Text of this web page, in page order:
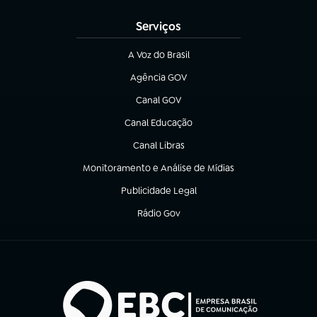
Serviços
A Voz do Brasil
(abre em nova aba)
Agência GOV
(abre em nova aba)
Canal GOV
(abre em nova aba)
Canal Educação
(abre em nova aba)
Canal Libras
(abre em nova aba)
Monitoramento e Análise de Mídias
(abre em nova aba)
Publicidade Legal
(abre em nova aba)
Rádio Gov
(abre em nova aba)